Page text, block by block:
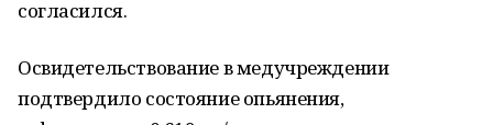
согласился.
Освидетельствование в медучреждении
подтвердило состояние опьянения,